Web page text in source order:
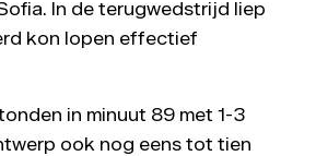
In de terugwedstrijd liep
kon lopen effectief
in minuut 89 met 1-3
ook nog eens tot tien